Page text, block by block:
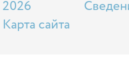
2026
Карта сайта